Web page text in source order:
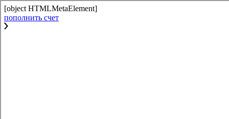
[object HTMLMetaElement]
пополнить счет